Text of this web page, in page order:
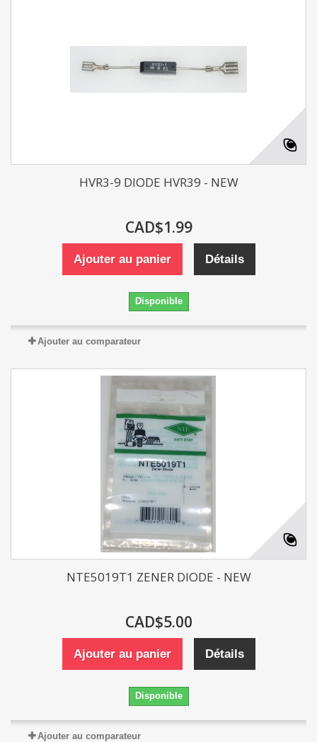
HVR3-9 DIODE HVR39 - NEW
CAD$1.99
Ajouter au panier Détails
Disponible
Ajouter au comparateur
NTE5019T1 ZENER DIODE - NEW
CAD$5.00
Ajouter au panier Détails
Disponible
Ajouter au comparateur